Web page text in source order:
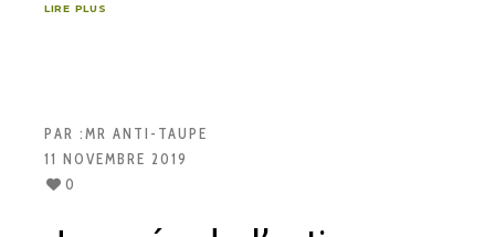
LIRE PLUS
PAR :MR ANTI-TAUPE
11 NOVEMBRE 2019
0